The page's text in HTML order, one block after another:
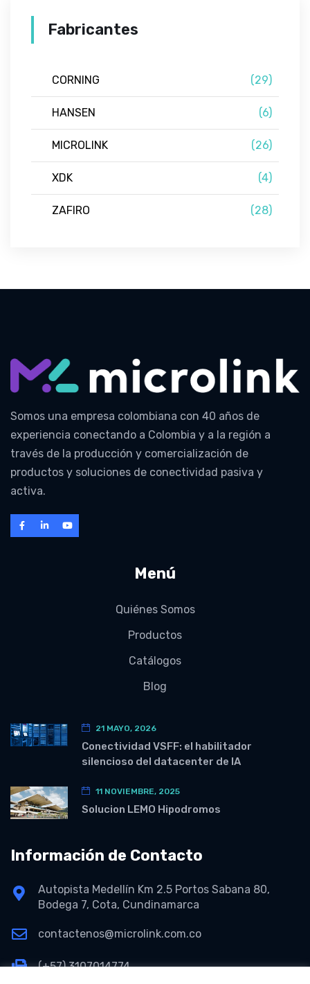
Fabricantes
CORNING (29)
HANSEN (6)
MICROLINK (26)
XDK (4)
ZAFIRO (28)
Somos una empresa colombiana con 40 años de
experiencia conectando a Colombia y a la región a
través de la producción y comercialización de
productos y soluciones de conectividad pasiva y
activa.
Menú
Quiénes Somos
Productos
Catálogos
Blog
21 MAYO, 2026
Conectividad VSFF: el habilitador
silencioso del datacenter de IA
11 NOVIEMBRE, 2025
Solucion LEMO Hipodromos
Información de Contacto
Autopista Medellín Km 2.5 Portos Sabana 80,
Bodega 7, Cota, Cundinamarca
contactenos@microlink.com.co
(+57) 3107014774